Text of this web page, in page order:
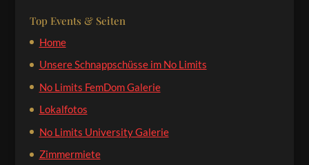
Top Events & Seiten
Home
Unsere Schnappschüsse im No Limits
No Limits FemDom Galerie
Lokalfotos
No Limits University Galerie
Zimmermiete